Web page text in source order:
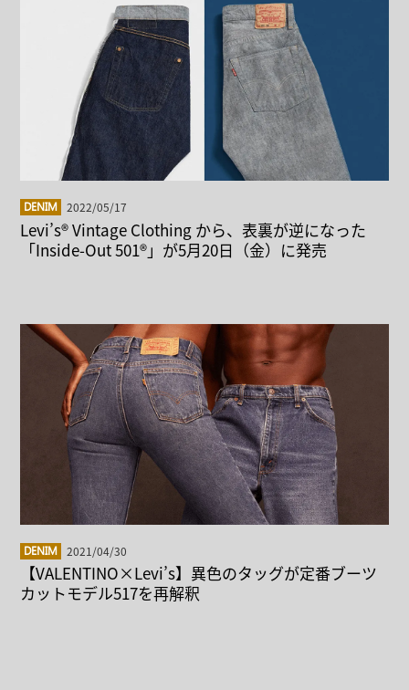
DENIM 2022/05/17
Levi’s® Vintage Clothing から、表裏が逆になった
「Inside-Out 501®」が5月20日（金）に発売
DENIM 2021/04/30
【VALENTINO×Levi’s】異色のタッグが定番ブーツ
カットモデル517を再解釈